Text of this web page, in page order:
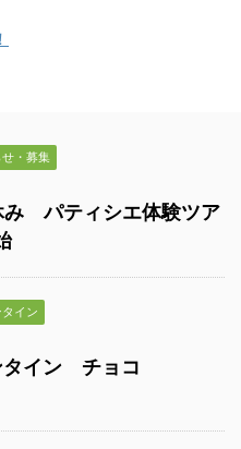
・募集
パティシエ体験ツア
イン
イン チョコ